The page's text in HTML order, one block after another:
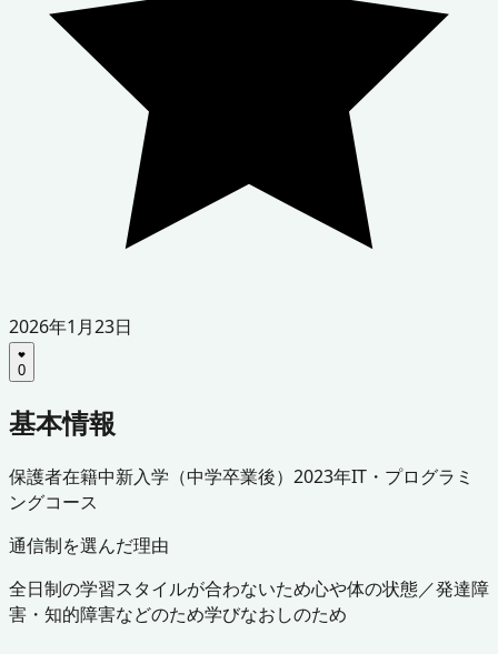
2026年1月23日
0
基本情報
保護者在籍中新入学（中学卒業後） 2023年IT・プログラミ
ングコース
通信制を選んだ理由
全日制の学習スタイルが合わないため心や体の状態／発達障
害・知的障害などのため学びなおしのため